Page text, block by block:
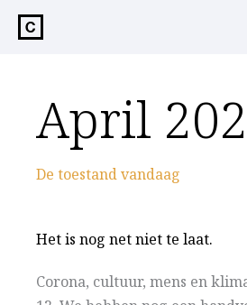
inhoud
April
De toestand vandaag
Het is nog net niet te laat.
Corona, cultuur, mens en